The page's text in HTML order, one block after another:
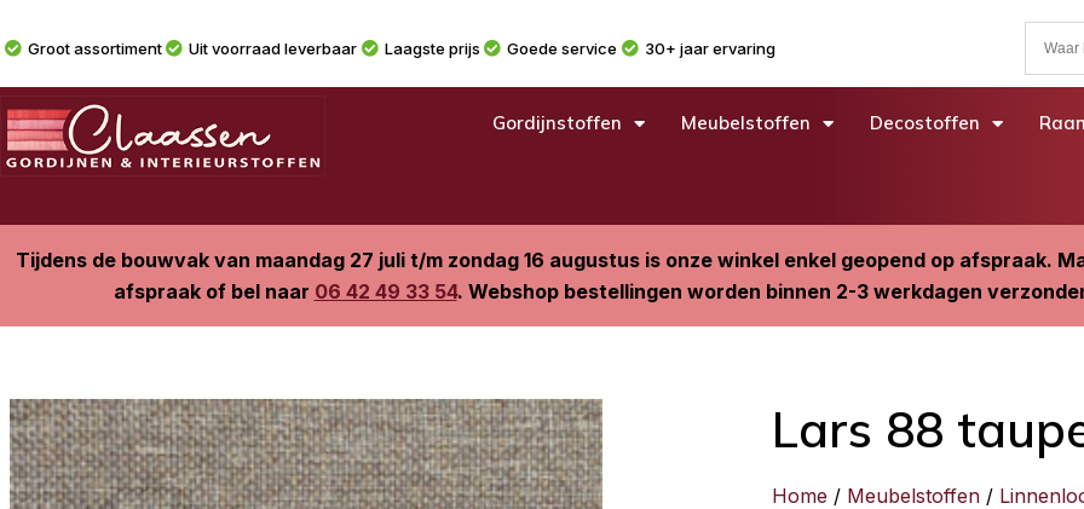
Groot assortiment Uit voorraad leverbaar Laagste prijs Goede service 30+ jaar ervaring
Gordijnstoffen Meubelstoffen Decostoffen
Tijdens de bouwvak van maandag 27 juli t/m zondag 16 augustus is onze winkel enkel geopend op afspraak.
afspraak of bel naar 06 42 49 33 54. Webshop bestellingen worden binnen 2-3 werkdagen
Lars 88
Home / Meubelstoffen /